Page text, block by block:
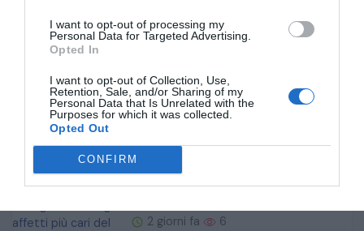
I want to opt-out of processing my
Personal Data for Targeted Advertising.
Opted In
I want to opt-out of Collection, Use,
Retention, Sale, and/or Sharing of my
Personal Data that Is Unrelated with the
Purposes for which it was collected.
Opted Out
CONFIRM
Con il sax immerso nelle acque del
Po, l'esibizione jazz da brivido di...
2 giorni fa 6
La vita privata di Francesco
Guccini, dalla seconda moglie
Raffaella a...
2 giorni fa 6